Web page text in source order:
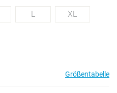
L XL
Größentabelle